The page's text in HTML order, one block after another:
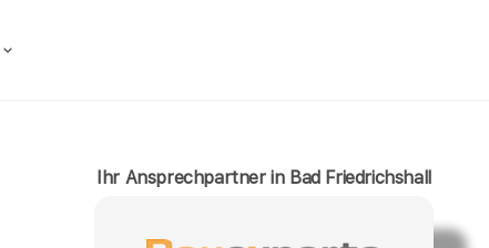
Ihr Ansprechpartner in Bad Friedrichshall